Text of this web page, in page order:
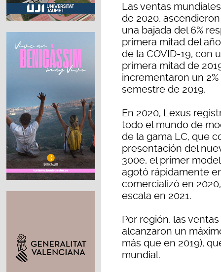
Las ventas
de 2020,
una bajada del 6%
primera mitad del
de la COVID-19, con
primera mitad de
incrementaron un
semestre de 2019.
En 2020, Lexus
todo el mundo de
de la gama LC, que
presentación del
300e, el primer
agotó rápidamente
comercializó en
escala en 2021.
Por región, las
alcanzaron un
más que en 2019),
mundial.